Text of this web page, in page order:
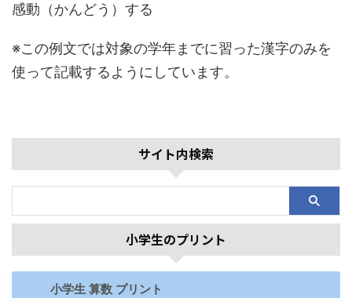
感動（かんどう）する
※この例文では対象の学年までに習った漢字のみを
使って記載するようにしています。
サイト内検索
小学生のプリント
小学生 算数 プリント